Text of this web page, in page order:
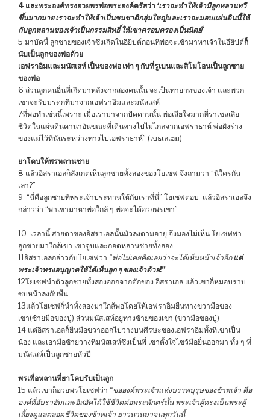
4 และพระองค์ทรงอวยพรพ่อพระองค์ตรัสว่า ‘เราจะทำให้เจ้ามีลูกหลานทวี
ขึ้นมากมาย เราจะทำให้เจ้าเป็นชนชาติกลุ่มใหญ่และเราจะมอบแผ่นดินนี้ให้
กับลูกหลานของเจ้าเป็นกรรมสิทธิ์ ให้เขาครอบครองเป็นนิตย์’
5 มาบัดนี้ ลูกชายของเจ้าซึ่งเกิดในอียิปต์ก่อนที่พ่อจะเข้ามาหาเจ้าในอียิปต์ก็
นับเป็นลูกของพ่อด้วย
เอฟราอิมและมนัสเสห์ เป็นของพ่อ เท่า ๆ กับที่รูเบนและสิโมโอนเป็นลูกชาย
ของพ่อ
6 ส่วนลูกคนอื่นที่เกิดมาหลังจากสองคนนั้น จะเป็นทายาทของเจ้า และพวก
เขาจะรับมรดกที่มาจากเอฟราอิมและมนัสเสห์
7ที่พ่อทำเช่นนี้เพราะ เมื่อเรามาจากปัดดานนั้น พ่อเสียใจมากที่ราเชลเสีย
ชีวิตในแผ่นดินคานาอันขณะที่เดินทางไปไม่ไกลจากเอฟราธาห์ พ่อฝังร่าง
ของแม่ไว้ที่นั่นระหว่างทางไปเอฟราธาห์” (เบธเลเฮม)
ยาโคบให้พรหลานชาย
8 แล้วอิสราเอลก็สังเกตเห็นลูกชายทั้งสองของโยเซฟ จึงถามว่า “นี่ใครกัน
เล่า?”
9 “นี่คือลูกชายที่พระเจ้าประทานให้กับเราที่นี่” โยเซฟตอบ แล้วอิสราเอลจึง
กล่าวว่า “พาเขามาหาพ่อใกล้ ๆ พ่อจะได้อวยพรเขา”
10 เวลานี้ สายตาของอิสราเอลนั้นมัวลงตามอายุ จึงมองไม่เห็น โยเซฟพา
ลูกชายมาใกล้เขา เขาจูบและกอดหลานชายทั้งสอง
11อิสราเอลกล่าวกับโยเซฟว่า “พ่อไม่เคยคิดเลยว่าจะได้เห็นหน้าเจ้าอีกแต่
พระเจ้าทรงอนุญาตให้ได้เห็นลูก ๆ ของเจ้าด้วย!”
12โยเซฟนำตัวลูกชายทั้งสองออกจากตักของ อิสราเอล แล้วเขาก็หมอบราบ
ซบหน้าลงกับพื้น
13แล้วโยเซฟก็นำทั้งสองมาใกล้พ่อโดยให้เอฟราอิมยืนทางขวามือของ
เขา(ซ้ายมือของปู่) ส่วนมนัสเสห์อยู่ทางซ้ายของเขา (ขวามือของปู่)
14 แต่อิสราเอลก็ยืนมือขวาออกไปวางบนศีรษะของเอฟราอิมทั้งที่เขาเป็น
น้อง และเอามือซ้ายวางที่มนัสเสห์ซึ่งเป็นพี่ เขาตั้งใจไขว้มือยื่นออกมา ทั้ง ๆ ที่
มนัสเสห์เป็นลูกชายหัวปี
พรเพื่อหลานที่ยาโคบรับเป็นลูก
15 แล้วเขาก็อวยพรโยเซฟว่า “ขอองค์พระเจ้าแห่งบรรพบุรุษของข้าพเจ้า คือ
องค์ที่อับราฮัมและอิสอัคได้ใช้ชีวิตต่อพระพักตร์นั้น พระเจ้าผู้ทรงเป็นพระผู้
เลี้ยงดูแลตลอดชีวิตของข้าพเจ้า ยาวนานมาจนทุกวันนี้